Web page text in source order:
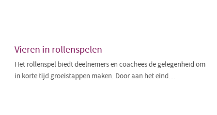
Vieren in rollenspelen
Het rollenspel biedt deelnemers en coachees de gelegenheid om
in korte tijd groeistappen maken. Door aan het eind…